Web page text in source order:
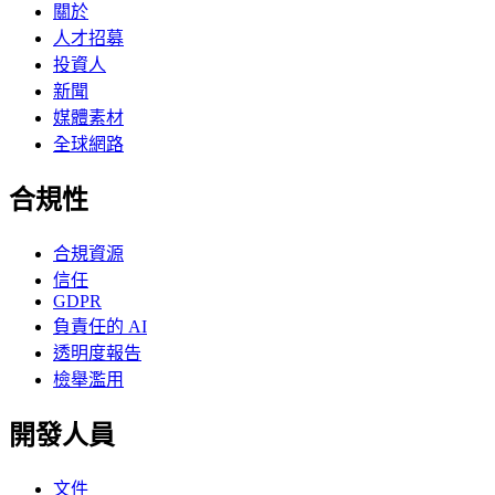
關於
人才招募
投資人
新聞
媒體素材
全球網路
合規性
合規資源
信任
GDPR
負責任的 AI
透明度報告
檢舉濫用
開發人員
文件